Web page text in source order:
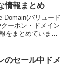
情報まとめ
Domain(バリュード
ーポン・ドメイン
をまとめていま
また、すでにバリ
のセール中ドメ